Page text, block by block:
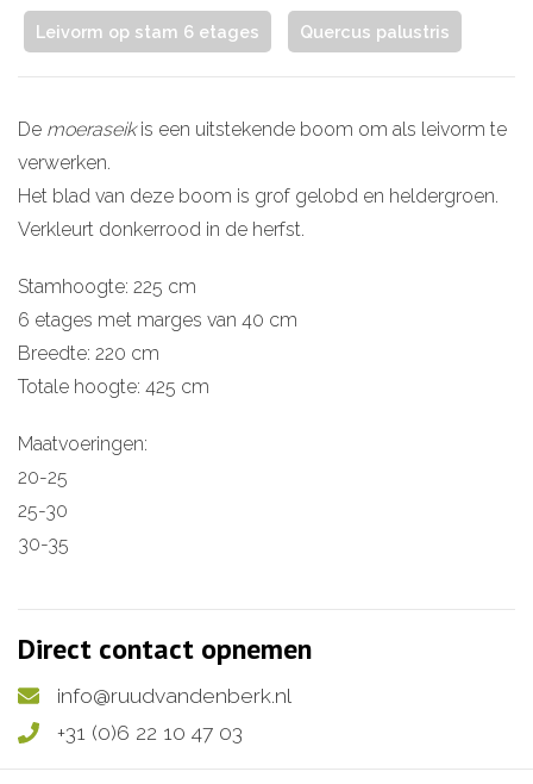
Leivorm op stam 6 etages Quercus palustris
De moeraseikis een uitstekende boom om als leivorm te
verwerken.
Het blad van deze boom is grof gelobd en heldergroen.
Verkleurt donkerrood in de herfst.
Stamhoogte: 225 cm
6 etages met marges van 40 cm
Breedte: 220 cm
Totale hoogte: 425 cm
Maatvoeringen:
20-25
25-30
30-35
Direct contact opnemen
info@ruudvandenberk.nl
+31 (0)6 22 10 47 03